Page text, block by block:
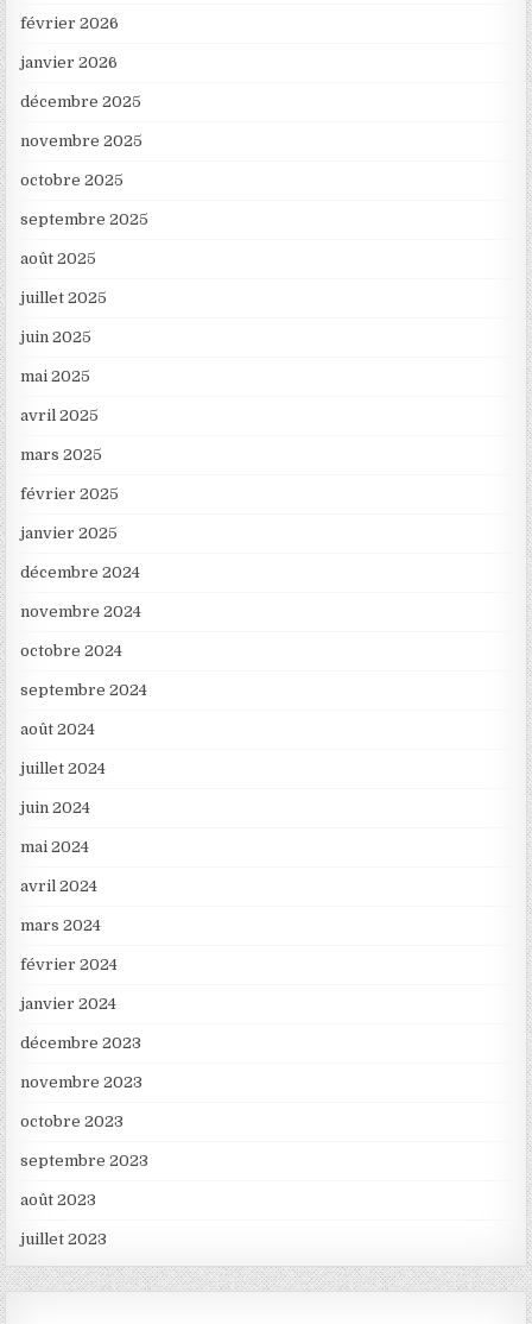
février 2026
janvier 2026
décembre 2025
novembre 2025
octobre 2025
septembre 2025
août 2025
juillet 2025
juin 2025
mai 2025
avril 2025
mars 2025
février 2025
janvier 2025
décembre 2024
novembre 2024
octobre 2024
septembre 2024
août 2024
juillet 2024
juin 2024
mai 2024
avril 2024
mars 2024
février 2024
janvier 2024
décembre 2023
novembre 2023
octobre 2023
septembre 2023
août 2023
juillet 2023